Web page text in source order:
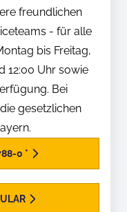
freundlichen
- für alle
bis Freitag,
12:00 Uhr sowie
Bei
gesetzlichen
0 *